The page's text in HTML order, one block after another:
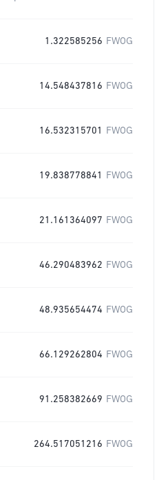
1.322585256 FWOG
14.548437816 FWOG
16.532315701 FWOG
19.838778841 FWOG
21.161364097 FWOG
46.290483962 FWOG
48.935654474 FWOG
66.129262804 FWOG
91.258382669 FWOG
264.517051216 FWOG